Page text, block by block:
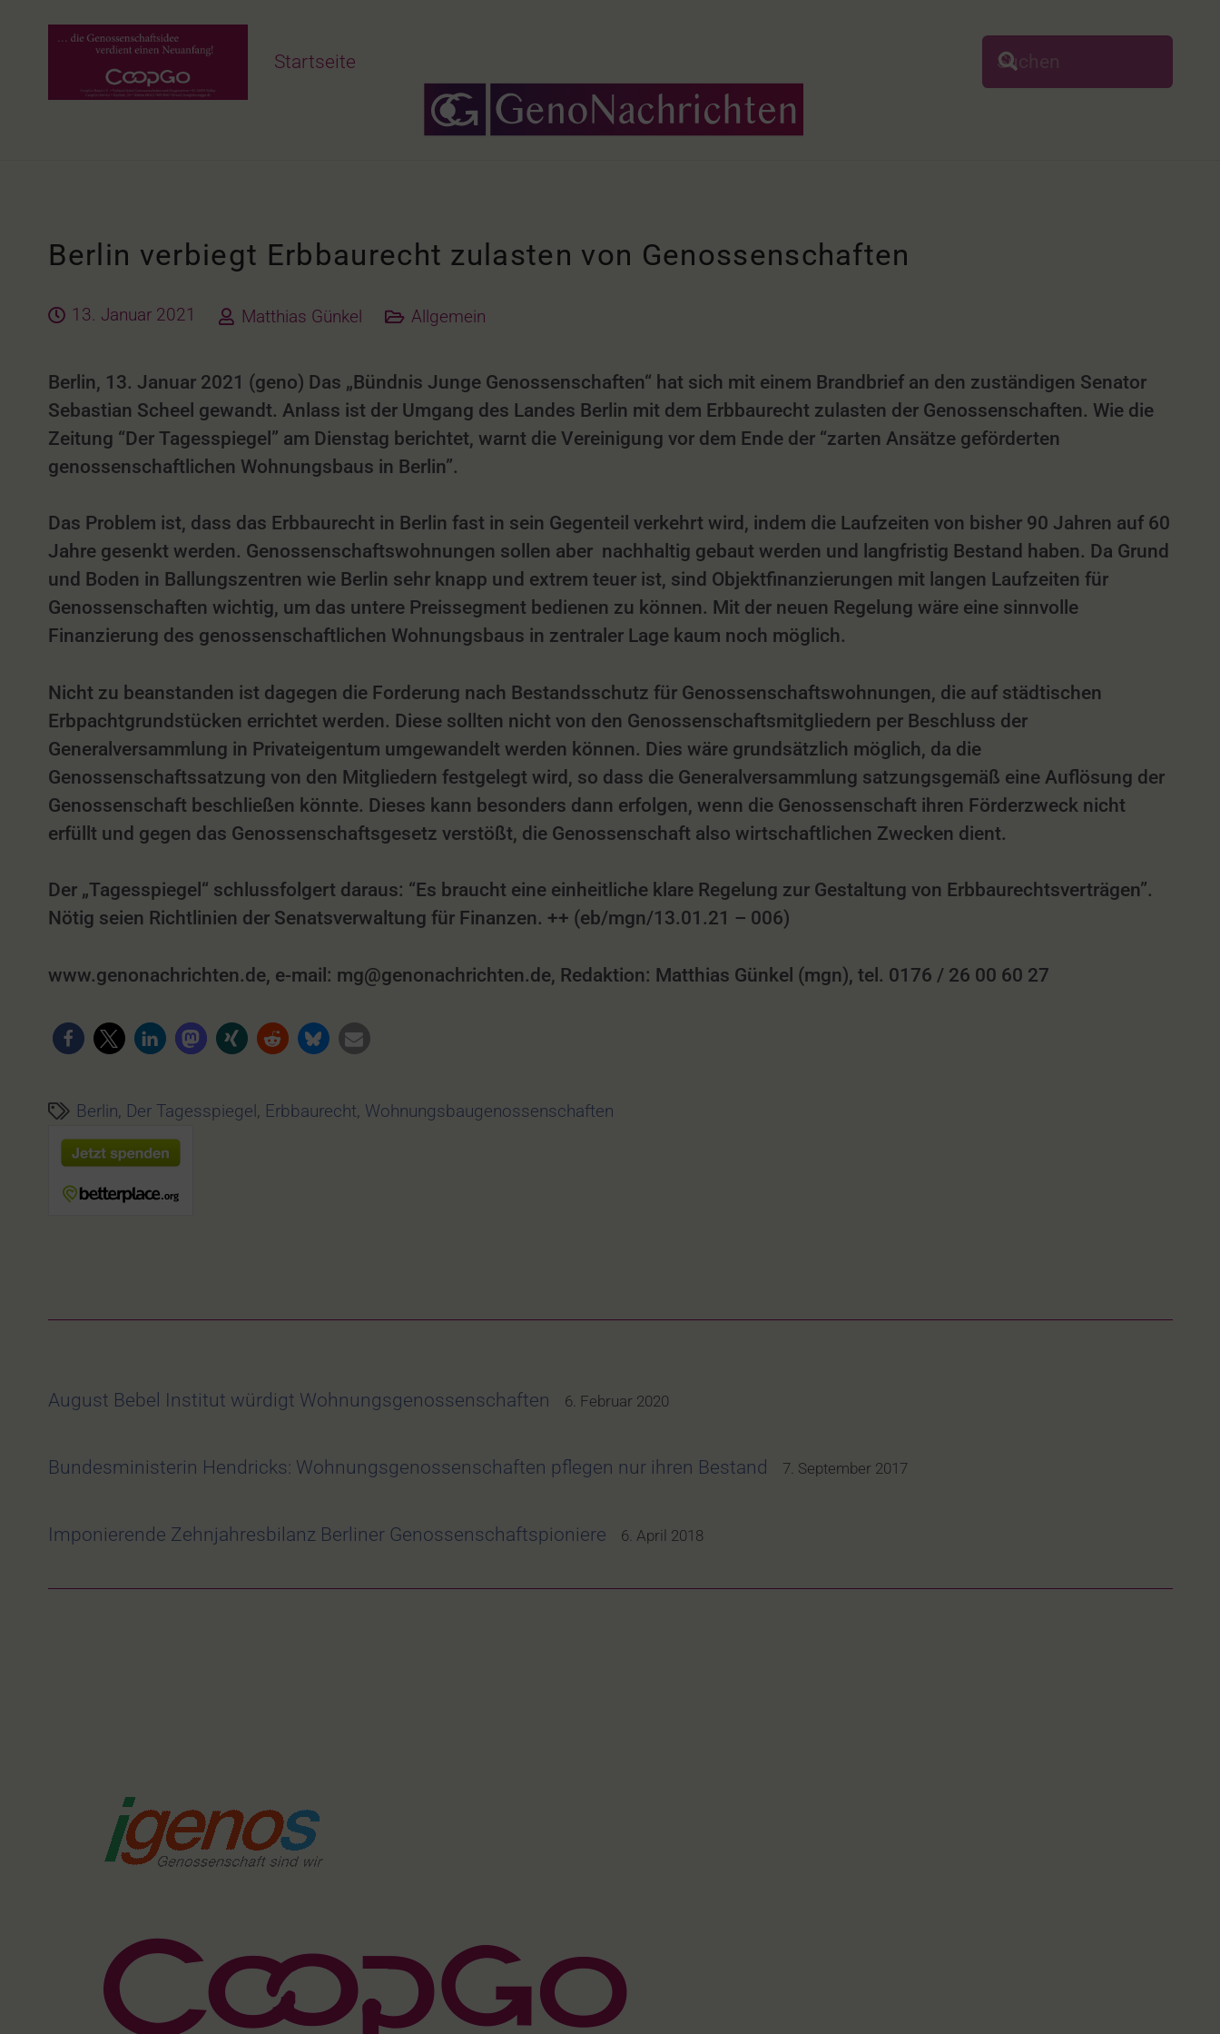
Startseite
Berlin verbiegt Erbbaurecht zulasten von Genossenschaften
13. Januar 2021 Matthias Günkel Allgemein
Berlin, 13. Januar 2021 (geno) Das „Bündnis Junge Genossenschaften“ hat sich mit einem Brandbrief an den zuständigen Senator
Sebastian Scheel gewandt. Anlass ist der Umgang des Landes Berlin mit dem Erbbaurecht zulasten der Genossenschaften. Wie die
Zeitung “Der Tagesspiegel” am Dienstag berichtet, warnt die Vereinigung vor dem Ende der “zarten Ansätze geförderten
genossenschaftlichen Wohnungsbaus in Berlin”.
Das Problem ist, dass das Erbbaurecht in Berlin fast in sein Gegenteil verkehrt wird, indem die Laufzeiten von bisher 90 Jahren auf 60
Jahre gesenkt werden. Genossenschaftswohnungen sollen aber nachhaltig gebaut werden und langfristig Bestand haben. Da Grund
und Boden in Ballungszentren wie Berlin sehr knapp und extrem teuer ist, sind Objektfinanzierungen mit langen Laufzeiten für
Genossenschaften wichtig, um das untere Preissegment bedienen zu können. Mit der neuen Regelung wäre eine sinnvolle
Finanzierung des genossenschaftlichen Wohnungsbaus in zentraler Lage kaum noch möglich.
Nicht zu beanstanden ist dagegen die Forderung nach Bestandsschutz für Genossenschaftswohnungen, die auf städtischen
Erbpachtgrundstücken errichtet werden. Diese sollten nicht von den Genossenschaftsmitgliedern per Beschluss der
Generalversammlung in Privateigentum umgewandelt werden können. Dies wäre grundsätzlich möglich, da die
Genossenschaftssatzung von den Mitgliedern festgelegt wird, so dass die Generalversammlung satzungsgemäß eine Auflösung der
Genossenschaft beschließen könnte. Dieses kann besonders dann erfolgen, wenn die Genossenschaft ihren Förderzweck nicht
erfüllt und gegen das Genossenschaftsgesetz verstößt, die Genossenschaft also wirtschaftlichen Zwecken dient.
Der „Tagesspiegel“ schlussfolgert daraus: “Es braucht eine einheitliche klare Regelung zur Gestaltung von Erbbaurechtsverträgen”.
Nötig seien Richtlinien der Senatsverwaltung für Finanzen. ++ (eb/mgn/13.01.21 – 006)
www.genonachrichten.de, e-mail: mg@genonachrichten.de, Redaktion: Matthias Günkel (mgn), tel. 0176 / 26 00 60 27
Berlin, Der Tagesspiegel, Erbbaurecht, Wohnungsbaugenossenschaften
August Bebel Institut würdigt Wohnungsgenossenschaften 6. Februar 2020
Bundesministerin Hendricks: Wohnungsgenossenschaften pflegen nur ihren Bestand 7. September 2017
Imponierende Zehnjahresbilanz Berliner Genossenschaftspioniere 6. April 2018